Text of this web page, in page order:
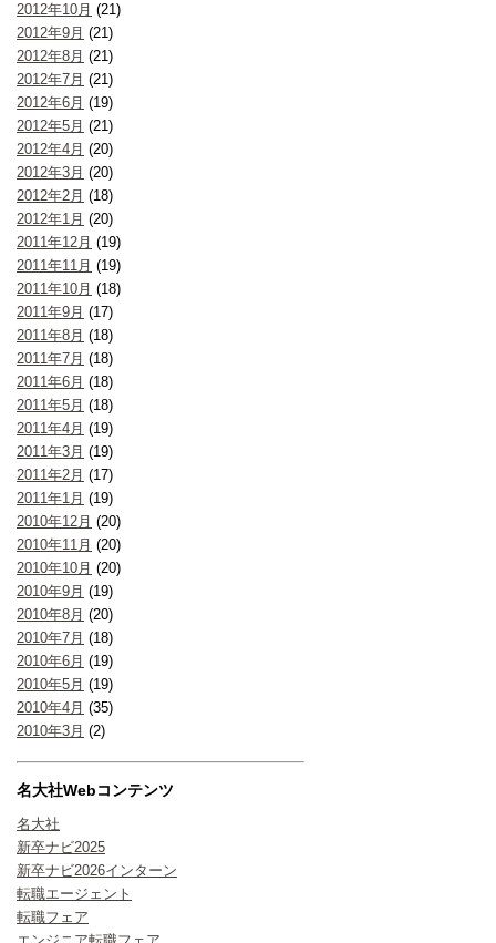
2012年10月 (21)
2012年9月 (21)
2012年8月 (21)
2012年7月 (21)
2012年6月 (19)
2012年5月 (21)
2012年4月 (20)
2012年3月 (20)
2012年2月 (18)
2012年1月 (20)
2011年12月 (19)
2011年11月 (19)
2011年10月 (18)
2011年9月 (17)
2011年8月 (18)
2011年7月 (18)
2011年6月 (18)
2011年5月 (18)
2011年4月 (19)
2011年3月 (19)
2011年2月 (17)
2011年1月 (19)
2010年12月 (20)
2010年11月 (20)
2010年10月 (20)
2010年9月 (19)
2010年8月 (20)
2010年7月 (18)
2010年6月 (19)
2010年5月 (19)
2010年4月 (35)
2010年3月 (2)
名大社Webコンテンツ
名大社
新卒ナビ2025
新卒ナビ2026インターン
転職エージェント
転職フェア